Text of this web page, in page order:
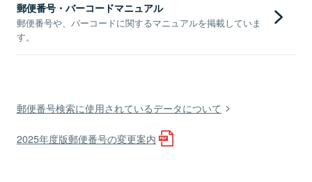
郵便番号・バーコードマニュアル
郵便番号や、バーコードに関するマニュアルを掲載していま
す。
郵便番号検索に使用されているデータについて
2025年度版郵便番号の変更案内